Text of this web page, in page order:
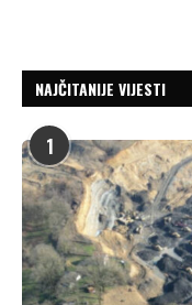
NAJČITANIJE VIJESTI
1